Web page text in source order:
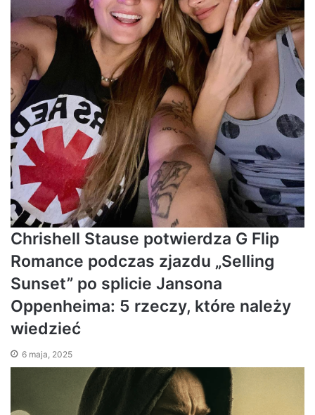
Chrishell Stause potwierdza G Flip
Romance podczas zjazdu „Selling
Sunset” po splicie Jansona
Oppenheima: 5 rzeczy, które należy
wiedzieć
6 maja, 2025